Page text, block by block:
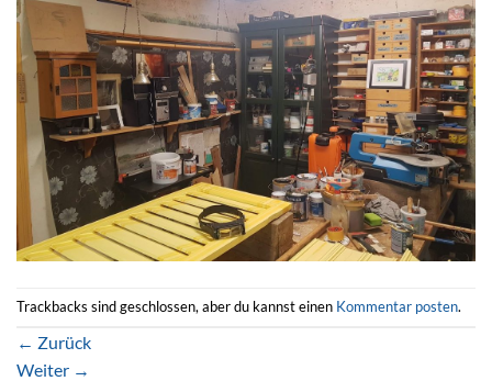
Trackbacks sind geschlossen, aber du kannst einen Kommentar posten.
← Zurück
Weiter →